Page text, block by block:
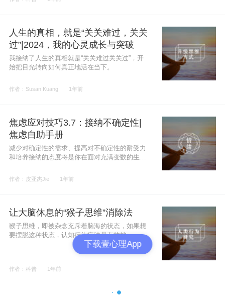
人生的真相，就是“关关难过，关关
过”|2024，我的心灵成长与突破
我接纳了人生的真相就是“关关难过关关过”，开
始把目光转向如何真正地活在当下。
作者：Susan Kuang 1年前
焦虑应对技巧3.7：接纳不确定性|
焦虑自助手册
减少对确定性的需求、提高对不确定性的耐受力
和培养接纳的态度将是你在面对充满变数的生活
作者：皮亚杰Jie 1年前
让大脑休息的“猴子思维”消除法
猴子思维，即被杂念充斥着脑海的状态，如果想
要摆脱这种状态，认知行为疗法是有效的。
作者：科普 1年前
下载壹心理App